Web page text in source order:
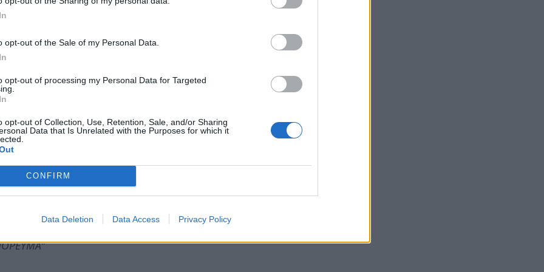
opt-out of the Sale of my Personal Data.
opt-out of processing my Personal Data for Targeted
opt-out of Collection, Use, Retention, Sale, and/or Sharing
Data that Is Unrelated with the Purposes for which it
CONFIRM
Data Deletion Data Access Privacy Policy
τοπίο στο επίπεδο πρωτοβάθμιας
για ιατροφαρμακευτική περίθαλψη, που
υψηλά επίπεδα, ενώ τα ήδη
ομόλογα» και υπέρογκες προμήθειες
Αυτό, λοιπόν, το αίσχος ονομάζεται
φόβου και υποταγής των εργαζομένων
μαζί με τους εργαζόμενους στο χώρο της
δωρεάν και υψηλής ποιότητας σύστημα
ανθρώπων και όχι τα συμφέροντα των
από τα κέρδη!